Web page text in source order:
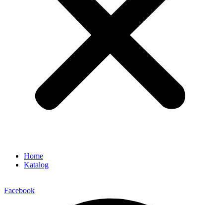
Home
Katalog
Facebook